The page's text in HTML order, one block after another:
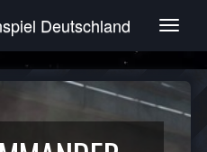
T
g
e
Deutschland